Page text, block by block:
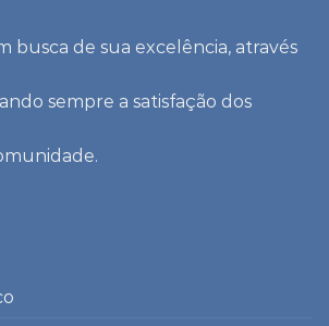
busca de sua excelência, através
sempre a satisfação dos